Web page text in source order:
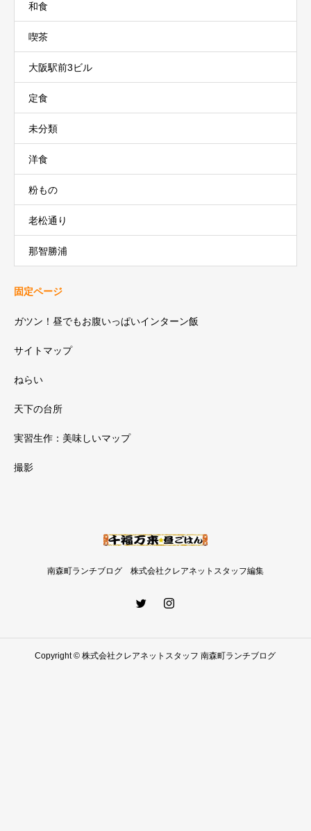
和食
喫茶
大阪駅前3ビル
定食
未分類
洋食
粉もの
老松通り
那智勝浦
固定ページ
ガツン！昼でもお腹いっぱいインターン飯
サイトマップ
ねらい
天下の台所
実習生作：美味しいマップ
撮影
南森町ランチブログ 株式会社クレアネットスタッフ編集
Copyright © 株式会社クレアネットスタッフ 南森町ランチブログ